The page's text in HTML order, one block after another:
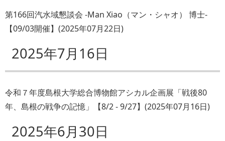
第166回汽水域懇談会 -Man Xiao（マン・シャオ） 博士-
【09/03開催】 (2025年07月22日)
2025年7月16日
令和７年度島根大学総合博物館アシカル企画展「戦後80
年、島根の戦争の記憶」【8/2 - 9/27】 (2025年07月16日)
2025年6月30日